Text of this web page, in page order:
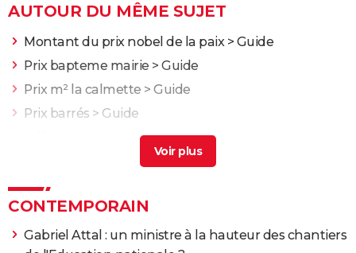
AUTOUR DU MÊME SUJET
Montant du prix nobel de la paix > Guide
Prix bapteme mairie > Guide
Prix m² la calmette > Guide
Prix barrés > Guide
> Guide
CONTEMPORAIN
Gabriel Attal : un ministre à la hauteur des chantiers